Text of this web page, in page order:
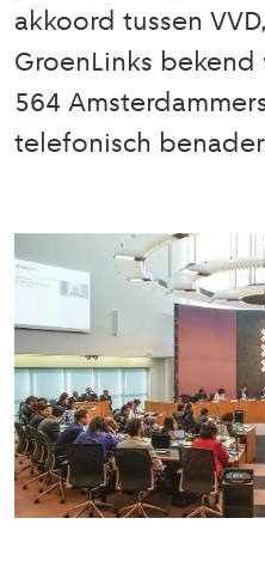
akkoord tussen
GroenLinks
564
telefonisch